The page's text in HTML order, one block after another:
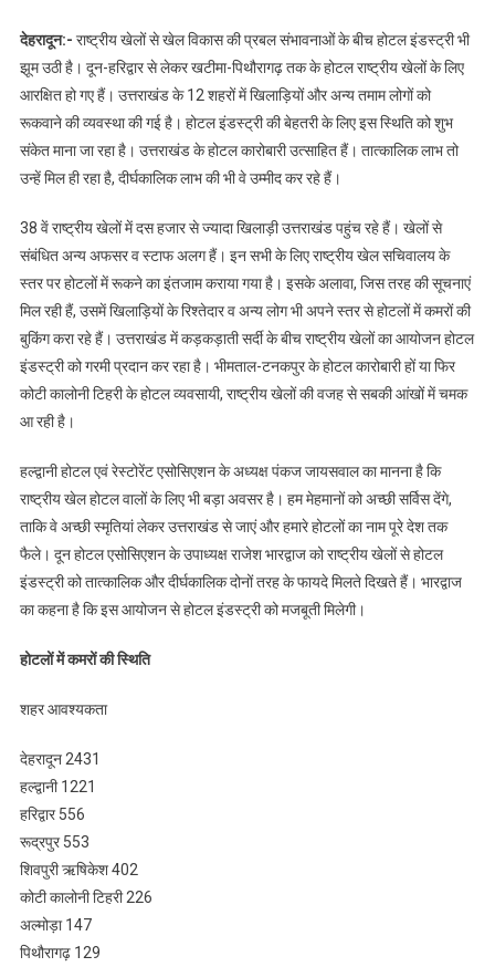
देहरादून:- राष्ट्रीय खेलों से खेल विकास की प्रबल संभावनाओं के बीच होटल इंडस्ट्री भी
झूम उठी है। दून-हरिद्वार से लेकर खटीमा-पिथौरागढ़ तक के होटल राष्ट्रीय खेलों के लिए
आरक्षित हो गए हैं। उत्तराखंड के 12 शहरों में खिलाड़ियों और अन्य तमाम लोगों को
रूकवाने की व्यवस्था की गई है। होटल इंडस्ट्री की बेहतरी के लिए इस स्थिति को शुभ
संकेत माना जा रहा है। उत्तराखंड के होटल कारोबारी उत्साहित हैं। तात्कालिक लाभ तो
उन्हें मिल ही रहा है, दीर्घकालिक लाभ की भी वे उम्मीद कर रहे हैं।
38 वें राष्ट्रीय खेलों में दस हजार से ज्यादा खिलाड़ी उत्तराखंड पहुंच रहे हैं। खेलों से
संबंधित अन्य अफसर व स्टाफ अलग हैं। इन सभी के लिए राष्ट्रीय खेल सचिवालय के
स्तर पर होटलों में रूकने का इंतजाम कराया गया है। इसके अलावा, जिस तरह की सूचनाएं
मिल रही हैं, उसमें खिलाड़ियों के रिश्तेदार व अन्य लोग भी अपने स्तर से होटलों में कमरों की
बुकिंग करा रहे हैं। उत्तराखंड में कड़कड़ाती सर्दी के बीच राष्ट्रीय खेलों का आयोजन होटल
इंडस्ट्री को गरमी प्रदान कर रहा है। भीमताल-टनकपुर के होटल कारोबारी हों या फिर
कोटी कालोनी टिहरी के होटल व्यवसायी, राष्ट्रीय खेलों की वजह से सबकी आंखों में चमक
आ रही है।
हल्द्वानी होटल एवं रेस्टोरेंट एसोसिएशन के अध्यक्ष पंकज जायसवाल का मानना है कि
राष्ट्रीय खेल होटल वालों के लिए भी बड़ा अवसर है। हम मेहमानों को अच्छी सर्विस देंगे,
ताकि वे अच्छी स्मृतियां लेकर उत्तराखंड से जाएं और हमारे होटलों का नाम पूरे देश तक
फैले। दून होटल एसोसिएशन के उपाध्यक्ष राजेश भारद्वाज को राष्ट्रीय खेलों से होटल
इंडस्ट्री को तात्कालिक और दीर्घकालिक दोनों तरह के फायदे मिलते दिखते हैं। भारद्वाज
का कहना है कि इस आयोजन से होटल इंडस्ट्री को मजबूती मिलेगी।
होटलों में कमरों की स्थिति
शहर आवश्यकता
देहरादून 2431
हल्द्वानी 1221
हरिद्वार 556
रूद्रपुर 553
शिवपुरी ऋषिकेश 402
कोटी कालोनी टिहरी 226
अल्मोड़ा 147
पिथौरागढ़ 129